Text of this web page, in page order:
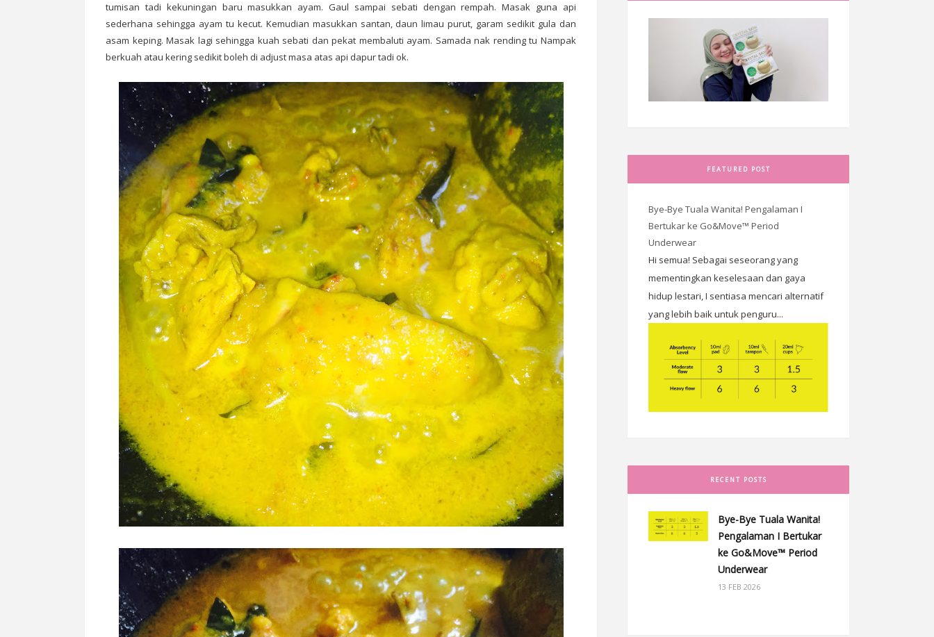
tumisan tadi kekuningan baru masukkan ayam. Gaul sampai sebati dengan rempah. Masak guna api
sederhana sehingga ayam tu kecut. Kemudian masukkan santan, daun limau purut, garam sedikit gula dan
asam keping. Masak lagi sehingga kuah sebati dan pekat membaluti ayam. Samada nak rending tu Nampak
berkuah atau kering sedikit boleh di adjust masa atas api dapur tadi ok.
FEATURED POST
Bye-Bye Tuala Wanita! Pengalaman I
Bertukar ke Go&Move™ Period
Underwear
Hi semua! Sebagai seseorang yang
mementingkan keselesaan dan gaya
hidup lestari, I sentiasa mencari alternatif
yang lebih baik untuk penguru...
RECENT POSTS
Bye-Bye Tuala Wanita!
Pengalaman I Bertukar
ke Go&Move™ Period
Underwear
13 FEB 2026